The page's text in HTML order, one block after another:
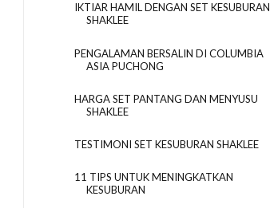
IKTIAR HAMIL DENGAN SET KESUBURAN
SHAKLEE
PENGALAMAN BERSALIN DI COLUMBIA
ASIA PUCHONG
HARGA SET PANTANG DAN MENYUSU
SHAKLEE
TESTIMONI SET KESUBURAN SHAKLEE
11 TIPS UNTUK MENINGKATKAN
KESUBURAN